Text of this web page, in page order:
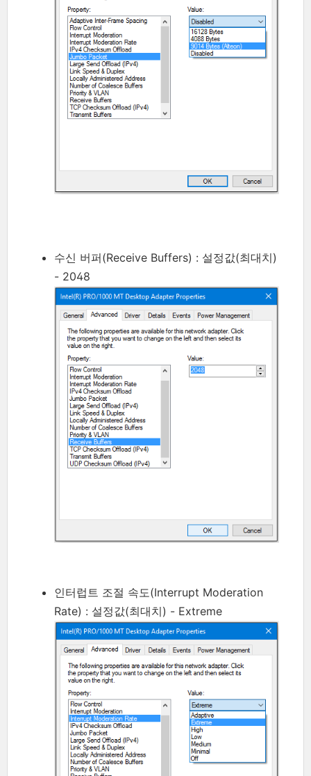
수신 버퍼(Receive Buffers) : 설정값(최대치)
- 2048
인터럽트 조절 속도(Interrupt Moderation
Rate) : 설정값(최대치) - Extreme